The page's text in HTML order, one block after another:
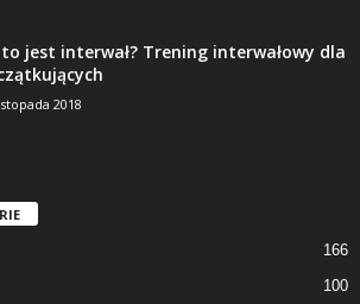
to jest interwał? Trening interwałowy dla
2018
166
100